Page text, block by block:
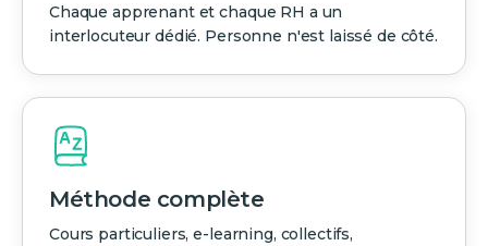
Chaque apprenant et chaque RH a un
interlocuteur dédié. Personne n'est laissé de côté.
Méthode complète
Cours particuliers, e-learning, collectifs,